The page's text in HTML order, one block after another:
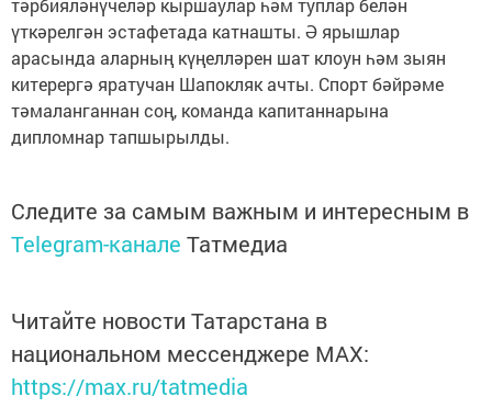
тәрбияләнүчеләр кыршаулар һәм туплар белән
үткәрелгән эстафетада катнашты. Ә ярышлар
арасында аларның күңелләрен шат клоун һәм зыян
китерергә яратучан Шапокляк ачты. Спорт бәйрәме
тәмаланганнан соң, команда капитаннарына
дипломнар тапшырылды.
Следите за самым важным и интересным в
Telegram-канале Татмедиа
Читайте новости Татарстана в
национальном мессенджере MАХ:
https://max.ru/tatmedia